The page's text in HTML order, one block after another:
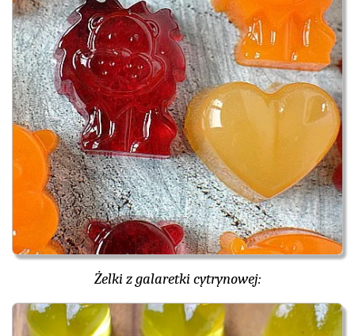
Żelki z galaretki cytrynowej: